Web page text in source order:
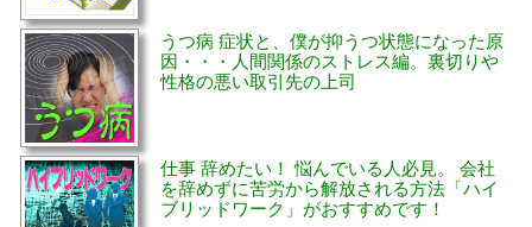
うつ病 症状と、僕が抑うつ状態になった原
因・・・人間関係のストレス編。裏切りや
性格の悪い取引先の上司
仕事 辞めたい！ 悩んでいる人必見。 会社
を辞めずに苦労から解放される方法「ハイ
ブリッドワーク」がおすすめです！